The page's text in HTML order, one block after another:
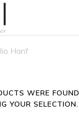
Hanf
WERE FOUND
YOUR SELECTION.